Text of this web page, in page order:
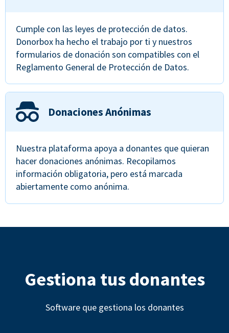
Cumple con las leyes de protección de datos.
Donorbox ha hecho el trabajo por ti y nuestros
formularios de donación son compatibles con el
Reglamento General de Protección de Datos.
Donaciones Anónimas
Nuestra plataforma apoya a donantes que quieran
hacer donaciones anónimas. Recopilamos
información obligatoria, pero está marcada
abiertamente como anónima.
Gestiona tus donantes
Software que gestiona los donantes